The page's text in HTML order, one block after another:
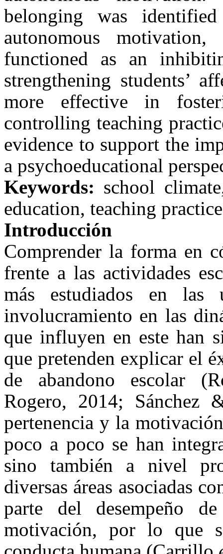
belonging was
autonomous
functioned as an
strengthening students’
more effective in
controlling teaching
evidence to support the
a psychoeducational
Keywords: school
education, teaching
Introducción
Comprender la forma en
frente a las actividades
más estudiados en las
involucramiento en las
que influyen en este han
que pretenden explicar el
de abandono escolar
Rogero, 2014;
pertenencia y la
poco a poco se han
sino también a nivel
diversas áreas asociadas
parte del desempeño
motivación, por lo que